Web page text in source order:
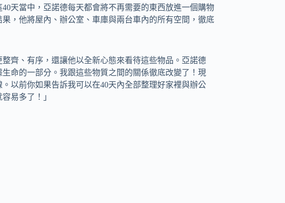
天當中，亞諾德每天都會將不再需要的東西放進一個購物
，他將屋內、辦公室、車庫與兩台車內的所有空間，徹底
齊、有序，還讓他以全新心態來看待這些物品。亞諾德
命的一部分。我跟這些物質之間的關係徹底改變了！現
以前你如果告訴我可以在40天內全部整理好家裡與辦公
易多了！」